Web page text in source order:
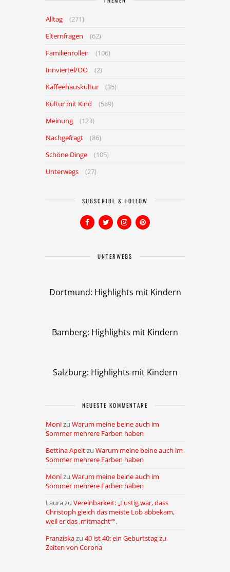
Alltag
(271)
Elternfragen
(62)
Familienrollen
(106)
Innviertel/OÖ
(2)
Kaffeehauskultur
(35)
Kultur mit Kind
(589)
Meinung
(123)
Nachgefragt
(86)
Schöne Dinge
(105)
Unterwegs
(27)
SUBSCRIBE & FOLLOW
UNTERWEGS
Dortmund: Highlights mit Kindern
Bamberg: Highlights mit Kindern
Salzburg: Highlights mit Kindern
NEUESTE KOMMENTARE
Monizu Warum meine beine auch im
Sommer mehrere Farben haben
Bettina Apeltzu Warum meine beine auch im
Sommer mehrere Farben haben
Monizu Warum meine beine auch im
Sommer mehrere Farben haben
Laura zu Vereinbarkeit: „Lustig war, dass
Christoph gleich das meiste Lob abbekam,
weil er das ,mitmacht““.
Franziskazu 40 ist 40: ein Geburtstag zu
Zeiten von Corona